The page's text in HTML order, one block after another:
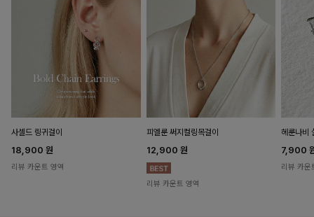
사셀드 링귀걸이
18,900 원
리뷰 카운트 영역
피엘룬 써지컬링목걸이
12,900 원
리뷰 카운트 영역
헤룬나비
7,900
리뷰 카운